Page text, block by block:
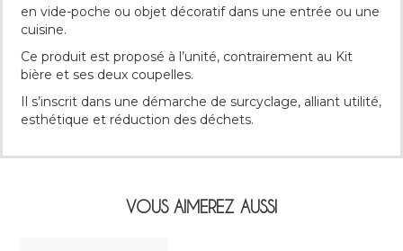
en vide-poche ou objet décoratif dans une entrée ou une
cuisine.
Ce produit est proposé à l’unité, contrairement au Kit
bière et ses deux coupelles.
Il s’inscrit dans une démarche de surcyclage, alliant utilité,
esthétique et réduction des déchets.
VOUS AIMEREZ AUSSI